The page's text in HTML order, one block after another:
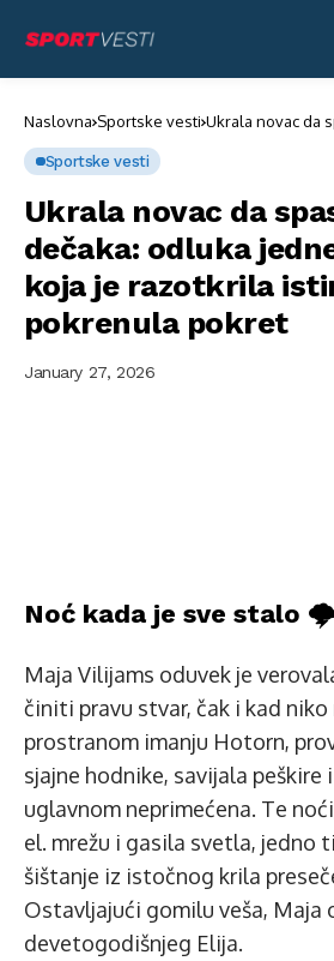
Naslovna Sportske vesti Ukrala novac da
Sportske vesti
Ukrala novac da
dečaka: odluka
koja je razotkrila
pokrenula pokret
January 27, 2026
Noć kada je sve stalo
Maja Vilijams oduvek je
činiti pravu stvar, čak i kad niko
prostranom imanju Hotorn,
sjajne hodnike, savijala peškire
uglavnom neprimećena. Te
el. mrežu i gasila svetla, jedno
šištanje iz istočnog krila
Ostavljajući gomilu veša, Maja
devetogodišnjeg Elija.